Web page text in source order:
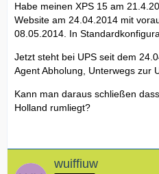
Habe meinen XPS 15 am
Website am 24.04.2014 mit
08.05.2014. In
Jetzt steht bei UPS seit dem
Agent Abholung, Unterwegs zur
Kann man daraus schließen
Holland rumliegt?
wuiffiuw